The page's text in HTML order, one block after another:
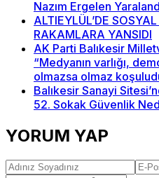
Nazım Ergelen
ALTIEYLÜL’DE
RAKAMLARA YANSIDI
AK Parti Balıkesir
“Medyanın varlığı,
olmazsa olmaz
Balıkesir Sanayi
52. Sokak Güvenlik
YORUM YAP